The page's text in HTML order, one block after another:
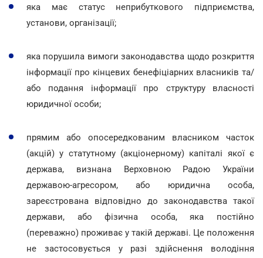
яка має статус неприбуткового підприємства,
установи, організації;
яка порушила вимоги законодавства щодо розкриття
інформації про кінцевих бенефіціарних власників та/
або подання інформації про структуру власності
юридичної особи;
прямим або опосередкованим власником часток
(акцій) у статутному (акціонерному) капіталі якої є
держава, визнана Верховною Радою України
державою-агресором, або юридична особа,
зареєстрована відповідно до законодавства такої
держави, або фізична особа, яка постійно
(переважно) проживає у такій державі. Це положення
не застосовується у разі здійснення володіння